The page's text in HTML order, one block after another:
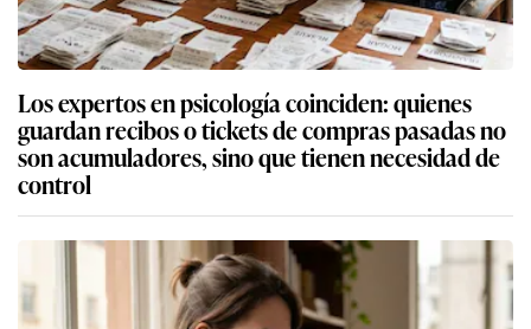
Los expertos en psicología coinciden: quienes
guardan recibos o tickets de compras pasadas no
son acumuladores, sino que tienen necesidad de
control